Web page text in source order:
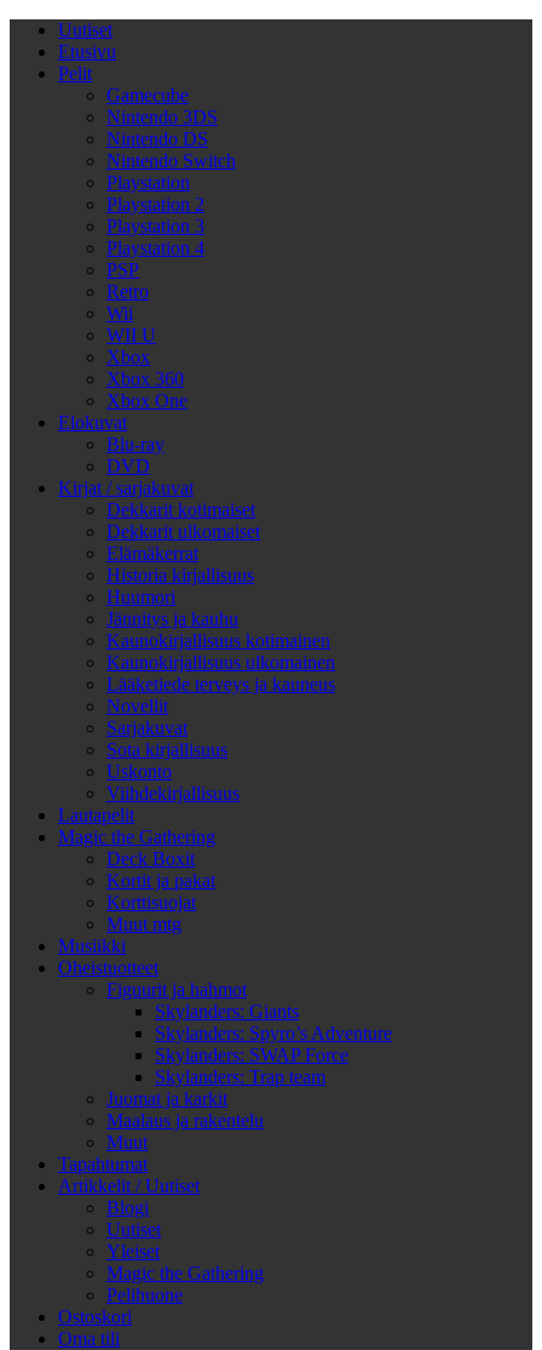
Uutiset
Etusivu
Pelit
Gamecube
Nintendo 3DS
Nintendo DS
Nintendo Switch
Playstation
Playstation 2
Playstation 3
Playstation 4
PSP
Retro
Wii
WII U
Xbox
Xbox 360
Xbox One
Elokuvat
Blu-ray
DVD
Kirjat / sarjakuvat
Dekkarit kotimaiset
Dekkarit ulkomaiset
Elämäkerrat
Historia kirjallisuus
Huumori
Jännitys ja kauhu
Kaunokirjallisuus kotimainen
Kaunokirjallisuus ulkomainen
Lääketiede terveys ja kauneus
Novellit
Sarjakuvat
Sota kirjallisuus
Uskonto
Viihdekirjallisuus
Lautapelit
Magic the Gathering
Deck Boxit
Kortit ja pakat
Korttisuojat
Muut mtg
Musiikki
Oheistuotteet
Figuurit ja hahmot
Skylanders: Giants
Skylanders: Spyro’s Adventure
Skylanders: SWAP Force
Skylanders: Trap team
Juomat ja karkit
Maalaus ja rakentelu
Muut
Tapahtumat
Artikkelit / Uutiset
Blogi
Uutiset
Yleiset
Magic the Gathering
Pelihuone
Ostoskori
Oma tili